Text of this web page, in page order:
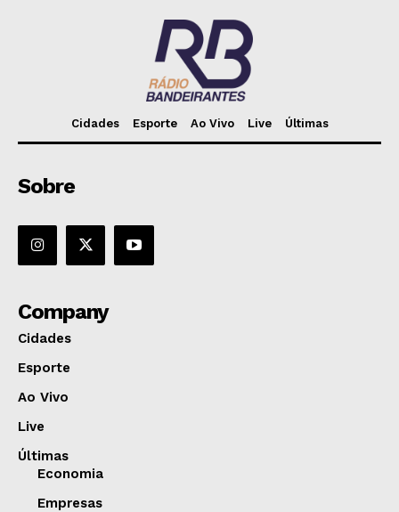
Cidades Esporte Ao Vivo Live Últimas
Sobre
Company
Cidades
Esporte
Ao Vivo
Live
Últimas
Economia
Empresas